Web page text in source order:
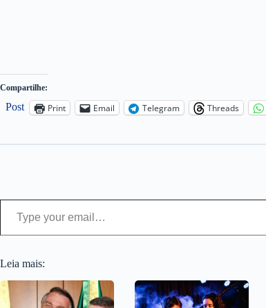
Compartilhe:
Post Print Email Telegram Threads
Type your email…
Leia mais: